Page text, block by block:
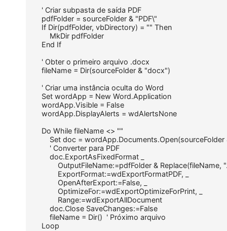
    ' Criar subpasta de saída PDF
    pdfFolder = sourceFolder & "PDF\"
    If Dir(pdfFolder, vbDirectory) = "" Then
        MkDir pdfFolder
    End If
    ' Obter o primeiro arquivo .docx
    fileName = Dir(sourceFolder & "docx")
    ' Criar uma instância oculta do Word
    Set wordApp = New Word.Application
    wordApp.Visible = False
    wordApp.DisplayAlerts = wdAlertsNone
    Do While fileName <> ""
Set doc = wordApp.Documents.Open(sourceFolder
        ' Converter para PDF
        doc.ExportAsFixedFormat _
OutputFileName:=pdfFolder & Replace(fileName,
            ExportFormat:=wdExportFormatPDF, _
            OpenAfterExport:=False, _
            OptimizeFor:=wdExportOptimizeForPrint, _
            Range:=wdExportAllDocument
        doc.Close SaveChanges:=False
        fileName = Dir()  ' Próximo arquivo
    Loop